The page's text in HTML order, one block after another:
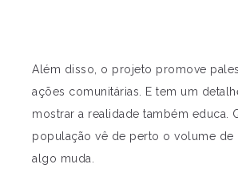
Além disso, o projeto promove
ações comunitárias. E tem um
mostrar a realidade também educa.
população vê de perto o volume de
algo muda.